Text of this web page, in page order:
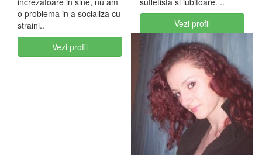
o problema in a socializa cu
straini..
Vezi profil
Vezi profil